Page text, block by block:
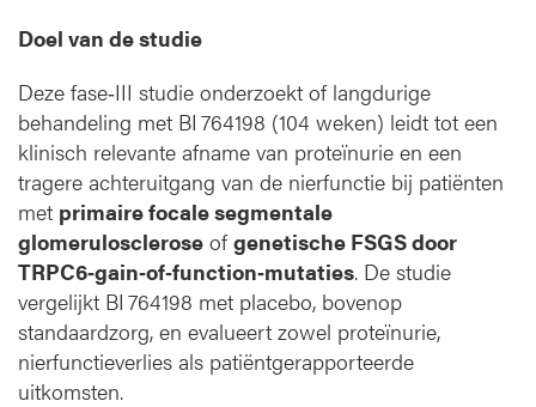
Doel van de studie
Deze fase‑III studie onderzoekt of langdurige
behandeling met BI 764198 (104 weken) leidt tot een
klinisch relevante afname van proteïnurie en een
tragere achteruitgang van de nierfunctie bij patiënten
met primaire focale segmentale
glomerulosclerose ofgenetische FSGS door
TRPC6‑gain‑of‑function‑mutaties. De studie
vergelijkt BI 764198 met placebo, bovenop
standaardzorg, en evalueert zowel proteïnurie,
nierfunctieverlies als patiëntgerapporteerde
uitkomsten.